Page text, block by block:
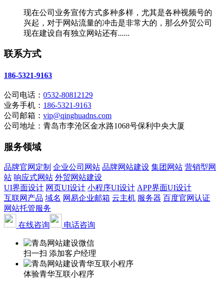
现在公司业务宣传方式多种多样，尤其是各种视频号的
兴起，对于网站流量的冲击是非常大的，那么外贸公司
现在建设自有独立网站还有......
联系方式
186-5321-9163
公司电话： 0532-80812129
业务手机： 186-5321-9163
公司邮箱： vip@qinghuadns.com
公司地址：青岛市李沧区金水路1068号保利中央大厦
服务领域
品牌官网定制 企业公司网站 品牌网站建设 集团网站 营销型网
站 响应式网站 外贸网站建设
UI界面设计 网页UI设计 小程序UI设计 APP界面UI设计
互联网产品 域名 网易企业邮箱 云主机 服务器 百度官网认证
网站托管服务
在线咨询
电话咨询
扫一扫 添加客户经理
体验青华互联小程序